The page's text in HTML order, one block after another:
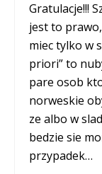
Gratulacje!!!
jest to
miec tylko w
priori” to
pare osob
norweskie
ze albo w
bedzie sie
przypadek…